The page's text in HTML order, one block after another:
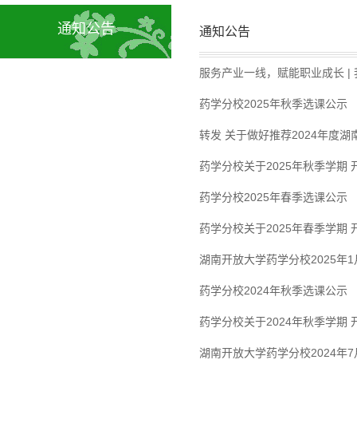
通知公告 通知公告
服务产业一线，赋能职业成长 |
药学分校2025年秋季选课公示
转发 关于做好推荐2024年度湖
药学分校关于2025年秋季学期
药学分校2025年春季选课公示
药学分校关于2025年春季学期
湖南开放大学药学分校2025年
药学分校2024年秋季选课公示
药学分校关于2024年秋季学期
湖南开放大学药学分校2024年